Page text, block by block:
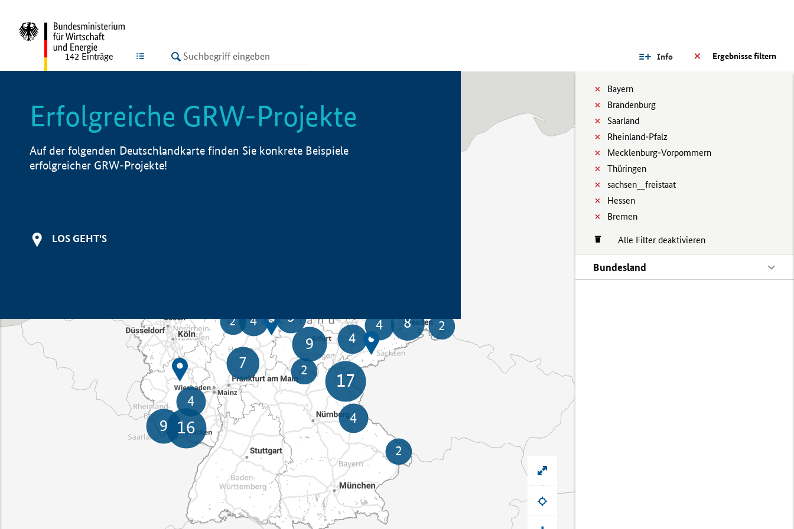
LISTE Ergebnisse filtern
Info
Bayern
Brandenburg
Saarland
Rheinland-Pfalz
Mecklenburg-Vorpommern
Thüringen
sachsen__freistaat
Hessen
Bremen
Alle Filter deaktivieren
Bundesland
142 Einträge
Erfolgreiche GRW-Projekte
Auf der folgenden Deutschlandkarte finden Sie konkrete Beispiele
erfolgreicher GRW-Projekte!
LOS GEHT'S